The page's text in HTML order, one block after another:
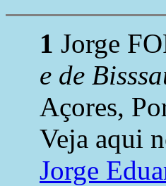
1 Jorge
e de
Açores,
Veja aqui
Jorge